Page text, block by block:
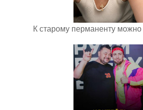
К старому перманенту